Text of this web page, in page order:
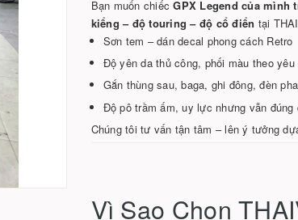
Bạn muốn chiếcGPX Legend của mình
kiểng – độ touring – độ cổ điển tại
Sơn tem – dán decal phong cách Retro
Độ yên da thủ công, phối màu theo yêu
Gắn thùng sau, baga, ghi đông, đèn
Độ pô trầm ấm, uy lực nhưng vẫn đúng
Chúng tôi tư vấn tận tâm – lên ý tưởng
Vì Sao Chọn